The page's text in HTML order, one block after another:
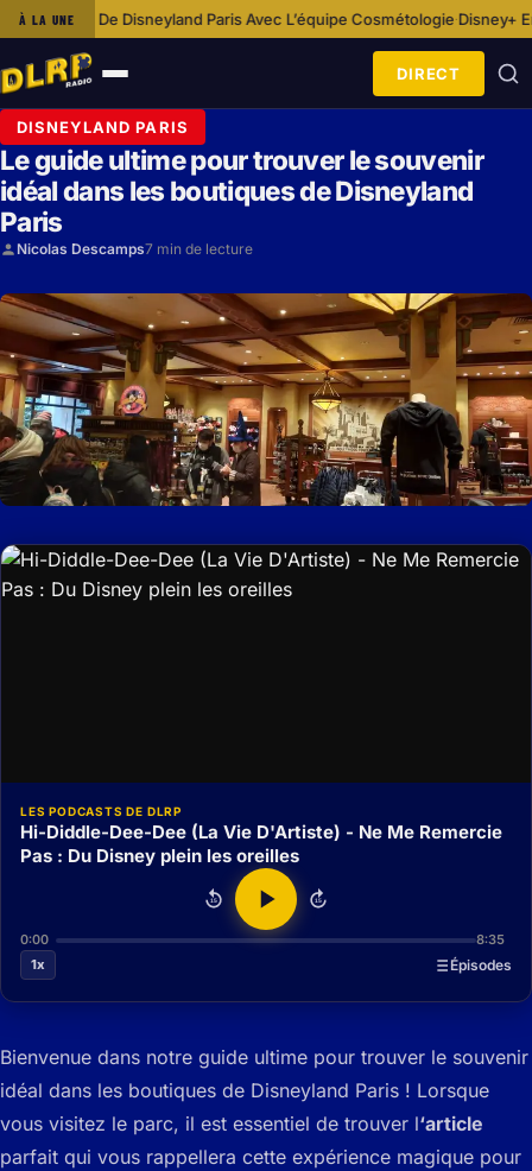
À LA UNE Paris Avec L’équipe Cosmétologie·Disney+ Enrichit Son Offre
Ouvrir
le
menu
DIRECT
DISNEYLAND PARIS
Le guide ultime pour trouver le souvenir
idéal dans les boutiques de Disneyland
Paris
Nicolas Descamps7 min de lecture
LES PODCASTS DE DLRP
Hi-Diddle-Dee-Dee (La Vie D'Artiste) - Ne Me Remercie
Pas : Du Disney plein les oreilles
15 15
0:00
8:35
1x
Épisodes
Bienvenue dans notre guide ultime pour trouver le souvenir
idéal dans les boutiques de Disneyland Paris ! Lorsque
vous visitez le parc, il est essentiel de trouver l‘article
parfait qui vous rappellera cette expérience magique pour